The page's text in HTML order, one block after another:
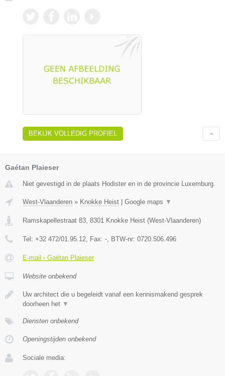
BEKIJK VOLLEDIG PROFIEL
Gaétan Plaieser
Niet gevestigd in de plaats Hodister en in de provincie Luxemburg.
West-Vlaanderen » Knokke Heist Google maps ▼
Ramskapellestraat 83 8301 Knokke Heist (West-Vlaanderen)
Tel: +32 472/01.95.12 , Fax: - , BTW-nr: 0720.506.496
E-mail › Gaétan Plaieser
Website onbekend
Uw architect die u begeleidt vanaf een kennismakend gesprek
doorheen het ▼
Diensten onbekend
Openingstijden onbekend
Sociale media: